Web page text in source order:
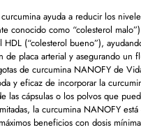
ayuda a reducir los
conocido como “colesterol
HDL (“colesterol bueno”),
de placa arterial y asegurando un
de curcumina NANOFY de
y eficaz de incorporar la
las cápsulas o los polvos que
la curcumina NANOFY está
beneficios con dosis